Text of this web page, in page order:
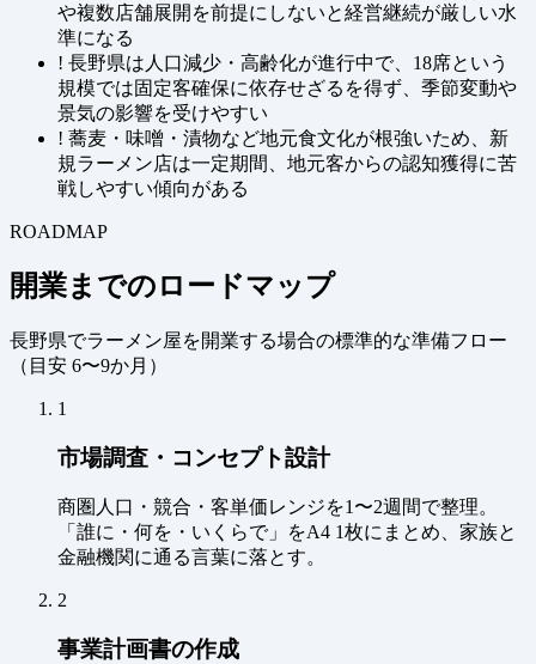
や複数店舗展開を前提にしないと経営継続が厳しい水
準になる
! 長野県は人口減少・高齢化が進行中で、18席という
規模では固定客確保に依存せざるを得ず、季節変動や
景気の影響を受けやすい
! 蕎麦・味噌・漬物など地元食文化が根強いため、新
規ラーメン店は一定期間、地元客からの認知獲得に苦
戦しやすい傾向がある
ROADMAP
開業までのロードマップ
長野県でラーメン屋を開業する場合の標準的な準備フロー
（ 目安 6〜9か月 ）
1
市場調査・コンセプト設計
商圏人口・競合・客単価レンジを1〜2週間で整理。
「誰に・何を・いくらで」をA4 1枚にまとめ、家族と
金融機関に通る言葉に落とす。
2
事業計画書の作成